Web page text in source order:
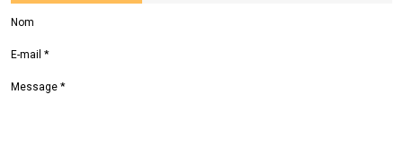
Nom
E-mail *
Message *